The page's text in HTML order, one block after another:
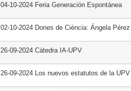
04-10-2024 Feria Generación Espontánea
02-10-2024 Dones de Ciència: Ángela Pérez
26-09-2024 Cátedra IA-UPV
26-09-2024 Los nuevos estatutos de la